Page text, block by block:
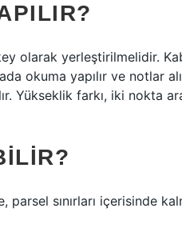
olarak yerleştirilmelidir.
okuma yapılır ve notlar
Yükseklik farkı, iki nokta
parsel sınırları içerisinde